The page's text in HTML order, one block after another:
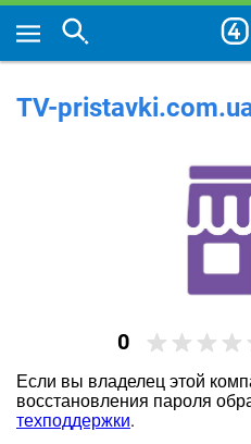
TV-
0
Если вы владелец этой
восстановления пароля
техподдержки.